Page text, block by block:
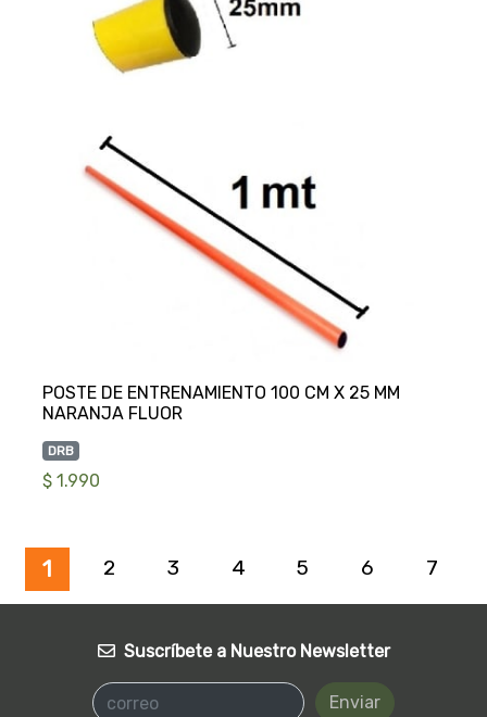
POSTE DE ENTRENAMIENTO 100 CM X 25 MM
DRB
$ 1.990
1 2 3 4 5 6 7
Suscríbete a Nuestro Newsletter
Enviar